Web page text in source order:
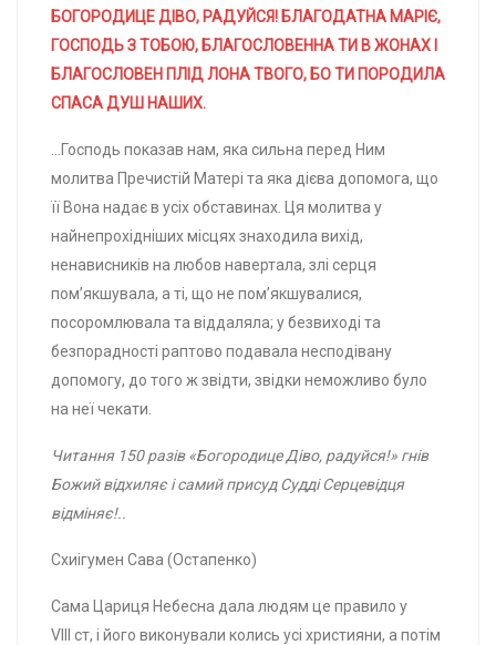
БОГОРОДИЦЕ ДІВО, РАДУЙСЯ! БЛАГОДАТНА МАРІЄ,
ГОСПОДЬ З ТОБОЮ, БЛАГОСЛОВЕННА ТИ В ЖОНАХ І
БЛАГОСЛОВЕН ПЛІД ЛОНА ТВОГО, БО ТИ ПОРОДИЛА
СПАСА ДУШ НАШИХ.
…Господь показав нам, яка сильна перед Ним
молитва Пречистій Матері та яка дієва допомога, що
її Вона надає в усіх обставинах. Ця молитва у
найнепрохідніших місцях знаходила вихід,
ненависників на любов навертала, злі серця
пом’якшувала, а ті, що не пом’якшувалися,
посоромлювала та віддаляла; у безвиході та
безпорадності раптово подавала несподівану
допомогу, до того ж звідти, звідки неможливо було
на неї чекати.
Читання 150 разів «Богородице Діво, радуйся!» гнів
Божий відхиляє і самий присуд Судді Серцевідця
відміняє!..
Схиігумен Сава (Остапенко)
Сама Цариця Небесна дала людям це правило у
VIII ст, і його виконували колись усі християни, а потім